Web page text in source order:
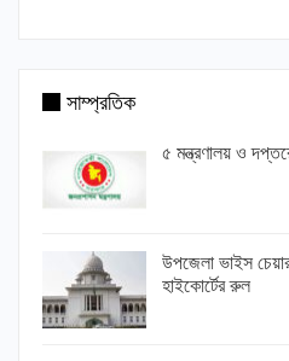
সাম্প্রতিক
৫ মন্ত্রণালয় ও
উপজেলা ভাইস
হাইকোর্টের রুল